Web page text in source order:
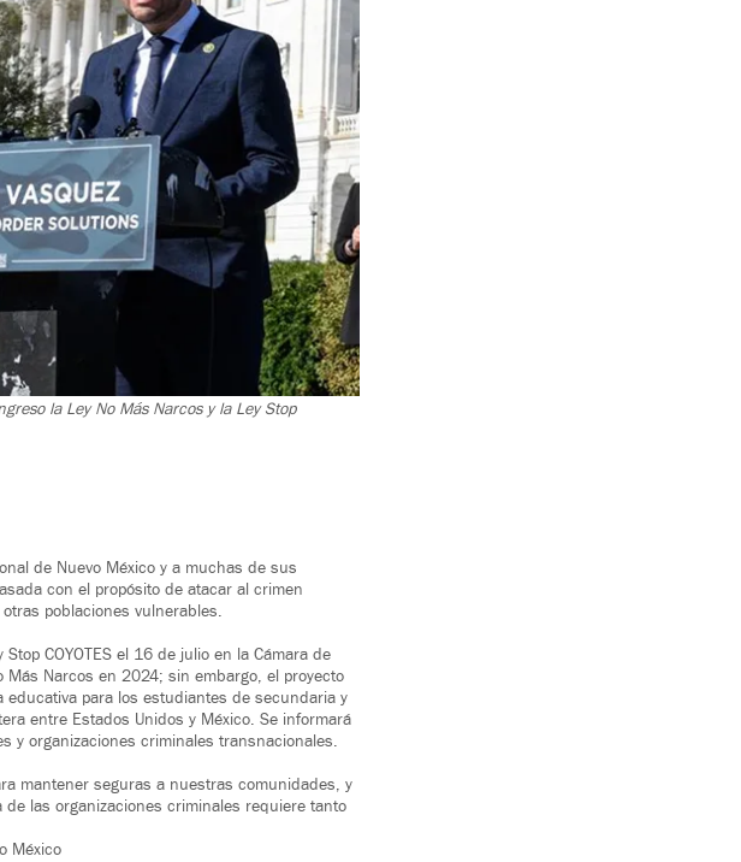
la Ley No Más Narcos y la Ley Stop
de Nuevo México y a muchas de sus
con el propósito de atacar al crimen
poblaciones vulnerables.
COYOTES el 16 de julio en la Cámara de
Más Narcos en 2024; sin embargo, el proyecto
para los estudiantes de secundaria y
entre Estados Unidos y México. Se informará
y organizaciones criminales transnacionales.
mantener seguras a nuestras comunidades, y
las organizaciones criminales requiere tanto
México